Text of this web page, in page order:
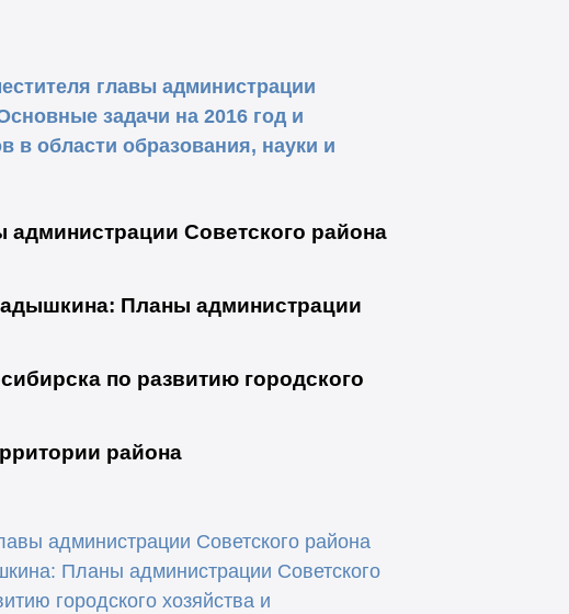
главы администрации
задачи на 2016 год и
в области образования, науки и
администрации Советского района
Планы администрации
по развитию городского
района
администрации Советского района
Планы администрации Советского
городского хозяйства и